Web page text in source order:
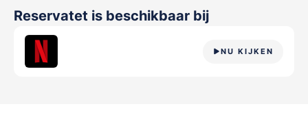
Reservatet is beschikbaar bij
NU KIJKEN